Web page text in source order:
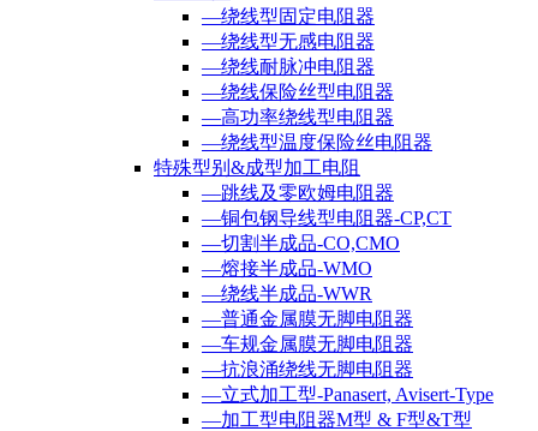
—绕线型固定电阻器
—绕线型无感电阻器
—绕线耐脉冲电阻器
—绕线保险丝型电阻器
—高功率绕线型电阻器
—绕线型温度保险丝电阻器
特殊型别&成型加工电阻
—跳线及零欧姆电阻器
—铜包钢导线型电阻器-CP,CT
—切割半成品-CO,CMO
—熔接半成品-WMO
—绕线半成品-WWR
—普通金属膜无脚电阻器
—车规金属膜无脚电阻器
—抗浪涌绕线无脚电阻器
—立式加工型-Panasert, Avisert-Type
—加工型电阻器M型 & F型&T型